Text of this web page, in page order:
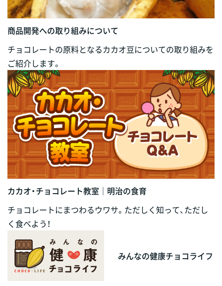
商品開発への取り組みについて
チョコレートの原料となるカカオ豆についての取り組みを
ご紹介します。
カカオ・チョコレート教室｜明治の食育
チョコレートにまつわるウワサ。ただしく知って、ただし
く食べよう！
みんなの健康チョコライフ